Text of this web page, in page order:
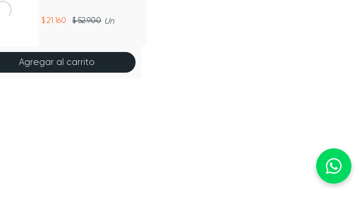
21.160 52.900 Un
Agregar al carrito